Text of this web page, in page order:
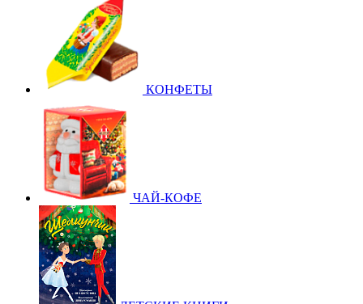
КОНФЕТЫ
ЧАЙ-КОФЕ